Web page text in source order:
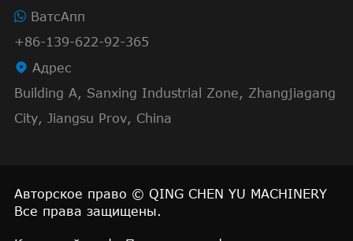
ВатсАпп
+86-139-622-92-365
 Адрес
Building A, Sanxing Industrial Zone, Zhangjiagang
City, Jiangsu Prov, China
Авторское право © QING CHEN YU MACHINERY
Все права защищены.